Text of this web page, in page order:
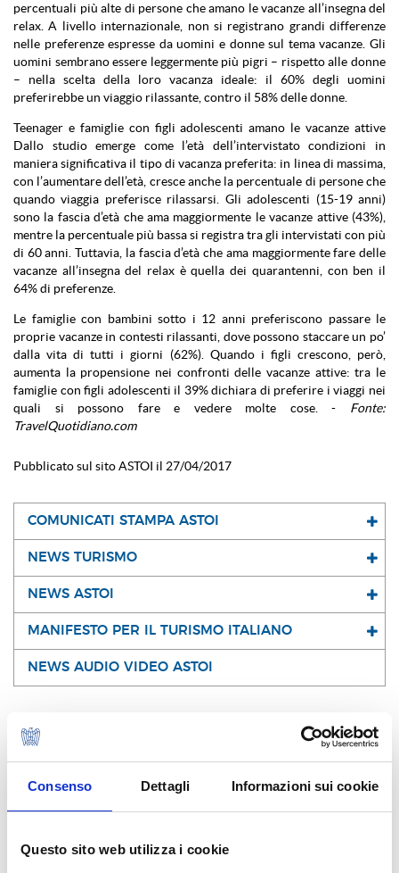
Consenso Dettagli Informazioni sui cookie
Questo sito web utilizza i cookie
percentuali più alte di persone che amano le vacanze all’insegna del
relax. A livello internazionale, non si registrano grandi differenze
nelle preferenze espresse da uomini e donne sul tema vacanze. Gli
uomini sembrano essere leggermente più pigri – rispetto alle donne
– nella scelta della loro vacanza ideale: il 60% degli uomini
preferirebbe un viaggio rilassante, contro il 58% delle donne.
Teenager e famiglie con figli adolescenti amano le vacanze attive
Dallo studio emerge come l’età dell’intervistato condizioni in
maniera significativa il tipo di vacanza preferita: in linea di massima,
con l’aumentare dell’età, cresce anche la percentuale di persone che
quando viaggia preferisce rilassarsi. Gli adolescenti (15-19 anni)
sono la fascia d’età che ama maggiormente le vacanze attive (43%),
mentre la percentuale più bassa si registra tra gli intervistati con più
di 60 anni. Tuttavia, la fascia d’età che ama maggiormente fare delle
vacanze all’insegna del relax è quella dei quarantenni, con ben il
64% di preferenze.
Le famiglie con bambini sotto i 12 anni preferiscono passare le
proprie vacanze in contesti rilassanti, dove possono staccare un po’
dalla vita di tutti i giorni (62%). Quando i figli crescono, però,
aumenta la propensione nei confronti delle vacanze attive: tra le
famiglie con figli adolescenti il 39% dichiara di preferire i viaggi nei
quali si possono fare e vedere molte cose. - Fonte:
TravelQuotidiano.com
Pubblicato sul sito ASTOI il 27/04/2017
COMUNICATI STAMPA ASTOI
NEWS TURISMO
NEWS ASTOI
MANIFESTO PER IL TURISMO ITALIANO
NEWS AUDIO VIDEO ASTOI
I NOSTRI SOCI